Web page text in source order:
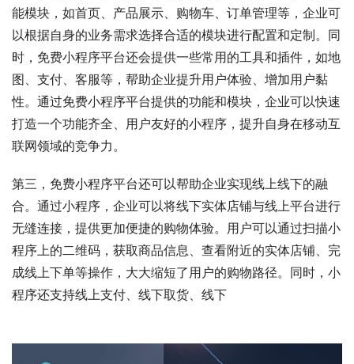
能模块，如首页、产品展示、购物车、订单管理等，企业可
以根据自身的业务需求选择合适的模块进行配置和定制。同
时，免费小程序平台还会提供一些常用的工具和插件，如地
图、支付、客服等，帮助企业提升用户体验、增加用户黏
性。通过免费小程序平台提供的功能和模块，企业可以快速
打造一个功能齐全、用户友好的小程序，提升自身在移动互
联网领域的竞争力。
第三，免费小程序平台还可以帮助企业实现线上线下的融
合。通过小程序，企业可以将线下实体店铺与线上平台进行
无缝连接，提供更加便捷的购物体验。用户可以通过扫描小
程序上的二维码，获取商品信息、查看附近的实体店铺、完
成线上下单等操作，大大缩短了用户的购物路径。同时，小
程序还支持线上支付、线下取货、线下